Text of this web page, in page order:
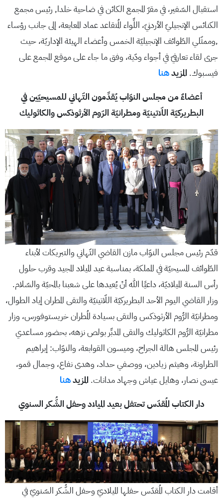
استقبال السّفير، في مقرّ المجمع الكائن في ضاحية خلدا, رئيس مجمع
الكنائس الإنجيليّ الأردنيّ، اللِّواء المُتقاعد عماد المعايعة، إلى جانب رؤساء
,وممثّلي الطّوائف الإنجيليّة الخمس وأعضاء الهيئة الإداريّة، حيث
جرى لقاء تعارفيّ في أجواء ودّية، وفق ما جاء على موقع المجمع على
فيسبوك. المزيدهنا
أعضاءٌ من مجلس النوّاب يُقدِّمون التّهاني للمسيحيّين في
البطريركيّة اللّاتينيّة ومطرانيّة الرّوم الأرثوذكس والكاثوليك
قدّم رئيس مجلس النوّاب مازن القاضي التّهاني والتبريكات لأبناء
الطّوائف المسيحيّة في المملكة، بمناسبة عيد الميلاد المجيد وقرب حلول
رأس السنة الميلاديّة، داعيًا الله أنْ يُعيدها على شعبنا بالمحبّة والسّلام.
وزار القاضي اليوم الأحد البطريركيّة اللّاتينيّة والتقى المطران إياد الطوال،
ومطرانيّة الرُّوم الأرثوذكس والتقى بسيادة المُطران خريستوفورس، وزار
مطرانيّة الرُّوم الكاثوليك والتقى المدبِّر بولص نزهه، بحضور مساعدي
رئيس المجلس هالة الجراح، وميسون القوابعة، والنوّاب: إبراهيم
الطراونة، وهيثم زيادين، ووصفي حداد، وهدى نفاع، وجمال قمو،
عيسى نصار، وهايل عياش وجهاد مدانات. المزيدهنا
دار الكتاب المُقدّس تحتفل بعيد الميلاد وحفل الشُّكر السنوي
أقامت دار الكتاب المُقدّس حفلها الميلاديّ وحفل الشُّكر السّنويّ في